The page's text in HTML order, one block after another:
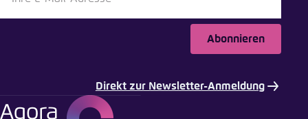
Abonnieren
Direkt zur Newsletter-Anmeldung